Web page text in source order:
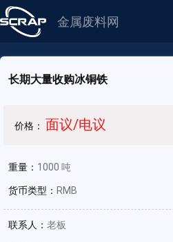
金属废料网
长期大量收购冰铜铁
价格： 面议/电议
重量： 1000 吨
货币类型： RMB
联系人： 老板